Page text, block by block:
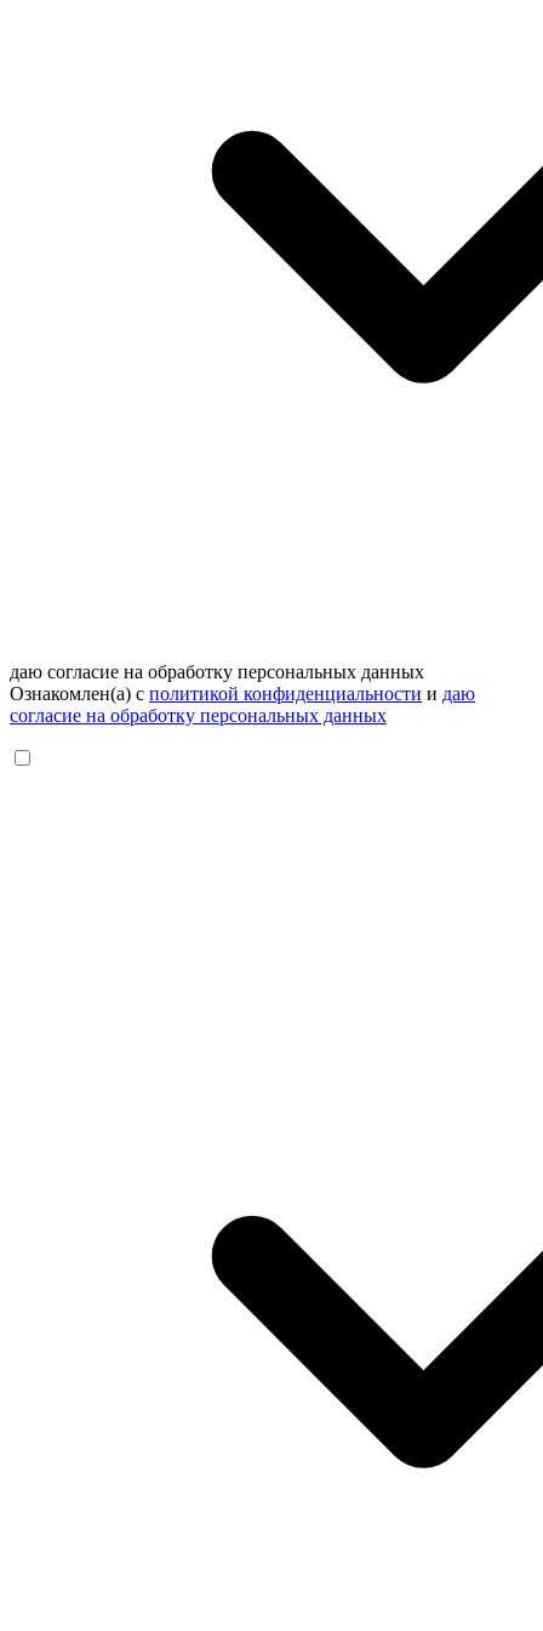
даю согласие на обработку персональных данных
Ознакомлен(а) с политикой конфиденциальности и даю
согласие на обработку персональных данных